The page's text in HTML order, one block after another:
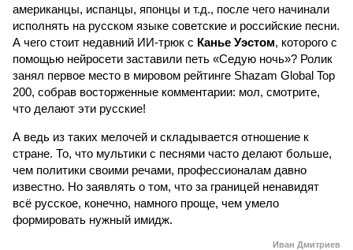
американцы, испанцы, японцы и т.д., после чего начинали
исполнять на русском языке советские и российские песни.
А чего стоит недавний ИИ-трюк с Канье Уэстом, которого с
помощью нейросети заставили петь «Седую ночь»? Ролик
занял первое место в мировом рейтинге Shazam Global Top
200, собрав восторженные комментарии: мол, смотрите,
что делают эти русские!
А ведь из таких мелочей и складывается отношение к
стране. То, что мультики с песнями часто делают больше,
чем политики своими речами, профессионалам давно
известно. Но заявлять о том, что за границей ненавидят
всё русское, конечно, намного проще, чем умело
формировать нужный имидж.
Иван Дмитриев